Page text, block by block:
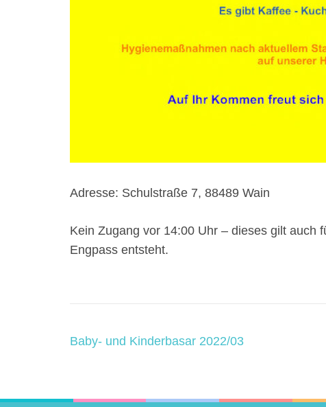
Adresse: Schulstraße 7, 88489 Wain
Kein Zugang vor 14:00 Uhr – dieses gilt auch
Engpass entsteht.
Post
Baby- und Kinderbasar 2022/03